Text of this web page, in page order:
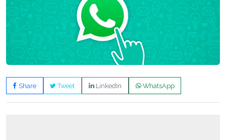
Share Tweet LinkedIn WhatsApp